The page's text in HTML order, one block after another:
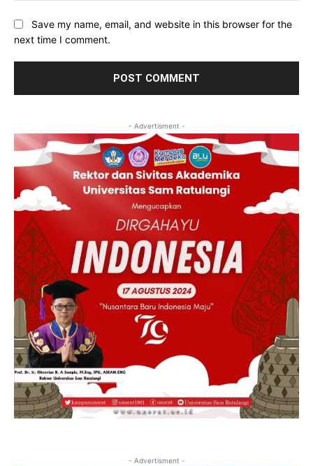
Save my name, email, and website in this browser for the
next time I comment.
- Advertisment -
- Advertisment -